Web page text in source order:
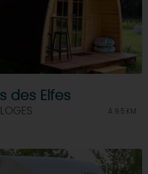
des Elfes
À 9.5 KM